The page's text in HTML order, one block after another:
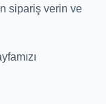
sipariş verin ve